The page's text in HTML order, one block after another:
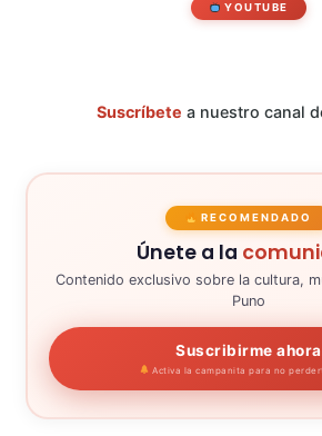
YOUTUBE
Suscríbete a nuestro canal
RECOMENDADO
Únete a la
Contenido exclusivo sobre la cultura,
Puno
Suscribirme ahora
Activa la campanita para no